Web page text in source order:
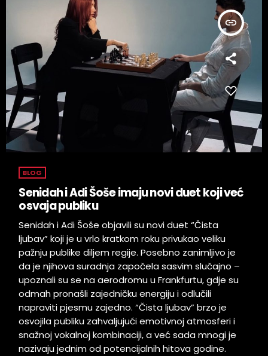
insert_link
BLOG
Senidah i Adi Šoše imaju novi duet koji već
osvaja publiku
Senidah i Adi Šoše objavili su novi duet “Čista
ljubav” koji je u vrlo kratkom roku privukao veliku
pažnju publike diljem regije. Posebno zanimljivo je
da je njihova suradnja započela sasvim slučajno –
upoznali su se na aerodromu u Frankfurtu, gdje su
odmah pronašli zajedničku energiju i odlučili
napraviti pjesmu zajedno. “Čista ljubav” brzo je
osvojila publiku zahvaljujući emotivnoj atmosferi i
snažnoj vokalnoj kombinaciji, a već sada mnogi je
nazivaju jednim od potencijalnih hitova godine.